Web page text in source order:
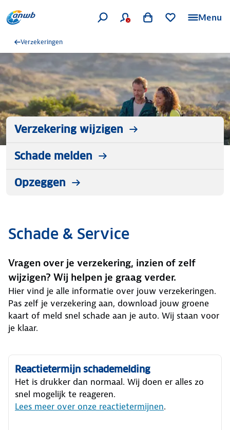
Menu
Verzekeringen
Verzekering wijzigen
Schade melden
Opzeggen
Schade & Service
Vragen over je verzekering, inzien of zelf
wijzigen? Wij helpen je graag verder.
Hier vind je alle informatie over jouw verzekeringen.
Pas zelf je verzekering aan, download jouw groene
kaart of meld snel schade aan je auto. Wij staan voor
je klaar.
Reactietermijn schademelding
Het is drukker dan normaal. Wij doen er alles zo
snel mogelijk te reageren.
Lees meer over onze reactietermijnen.